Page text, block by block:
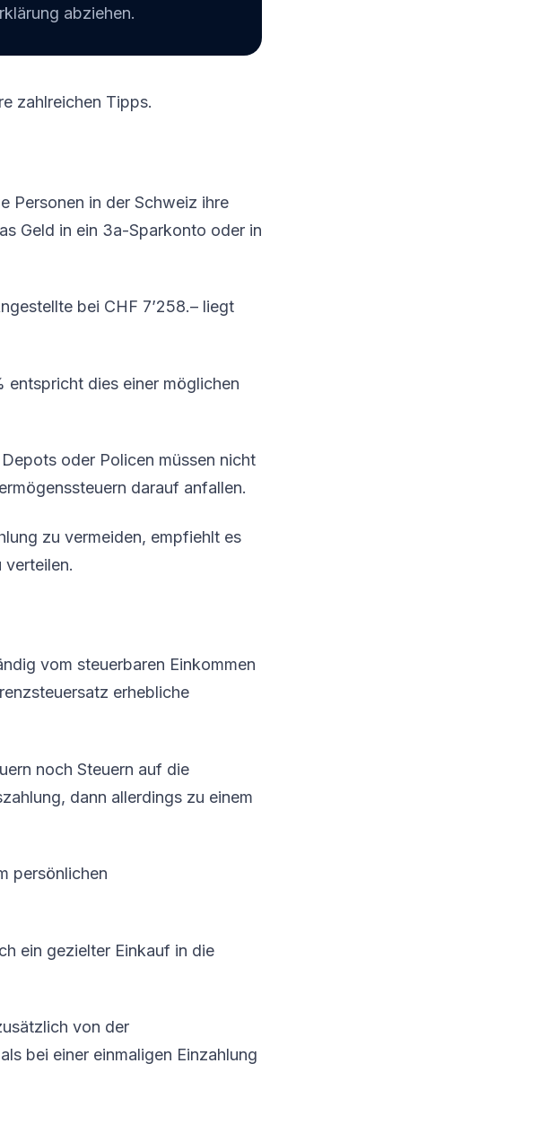
abziehen.
zahlreichen Tipps.
Personen in der Schweiz ihre
Geld in ein 3a-Sparkonto oder in
bei CHF 7’258.– liegt
entspricht dies einer möglichen
oder Policen müssen nicht
darauf anfallen.
zu vermeiden, empfiehlt es
verteilen.
vom steuerbaren Einkommen
erhebliche
noch Steuern auf die
dann allerdings zu einem
persönlichen
ein gezielter Einkauf in die
von der
bei einer einmaligen Einzahlung